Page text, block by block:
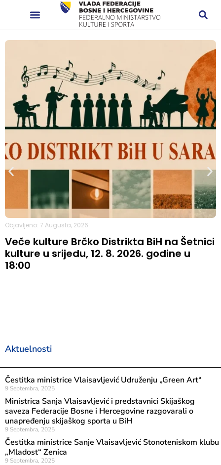
Objavljeno: 7 Augusta, 2026
Veče kulture Brčko Distrikta BiH na Šetnici
kulture u srijedu, 12. 8. 2026. godine u
18:00
Aktuelnosti
Čestitka ministrice Vlaisavljević Udruženju „Green Art“
9 Septembra, 2025
Ministrica Sanja Vlaisavljević i predstavnici Skijaškog
saveza Federacije Bosne i Hercegovine razgovarali o
unapređenju skijaškog sporta u BiH
9 Septembra, 2025
Čestitka ministrice Sanje Vlaisavljević Stonoteniskom klubu
„Mladost“ Zenica
9 Septembra, 2025